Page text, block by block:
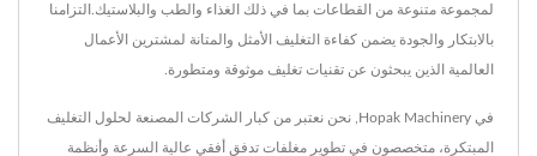
لمجموعة متنوعة من القطاعات بما في ذلك الغذاء والطب والبلاستيك.التزامنا
بالابتكار والجودة يضمن كفاءة التغليف الأمثل والمتانة لمشترين الأعمال
العالمية الذين يبحثون عن تقنيات تغليف موثوقة ومتطورة.
في Hopak Machinery, نحن نعتبر من كبار الشركات المصنعة لحلول التغليف
المبتكرة، متخصصون في تطوير مغلفات تدفق أفقي عالية السرعة وأنظمة